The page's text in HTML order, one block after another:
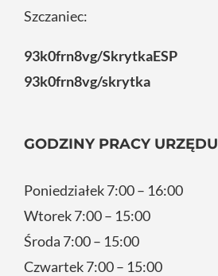
Szczaniec:
93k0frn8vg/SkrytkaESP
93k0frn8vg/skrytka
GODZINY PRACY URZĘDU
Poniedziałek 7:00 – 16:00
Wtorek 7:00 – 15:00
Środa 7:00 – 15:00
Czwartek 7:00 – 15:00